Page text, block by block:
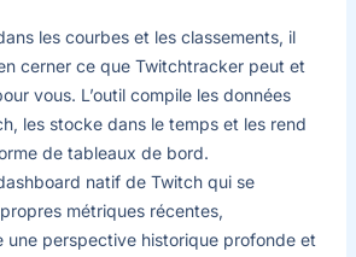
les courbes et les classements, il
cerner ce que Twitchtracker peut et
vous. L’outil compile les données
les stocke dans le temps et les rend
de tableaux de bord.
natif de Twitch qui se
métriques récentes,
une perspective historique profonde et